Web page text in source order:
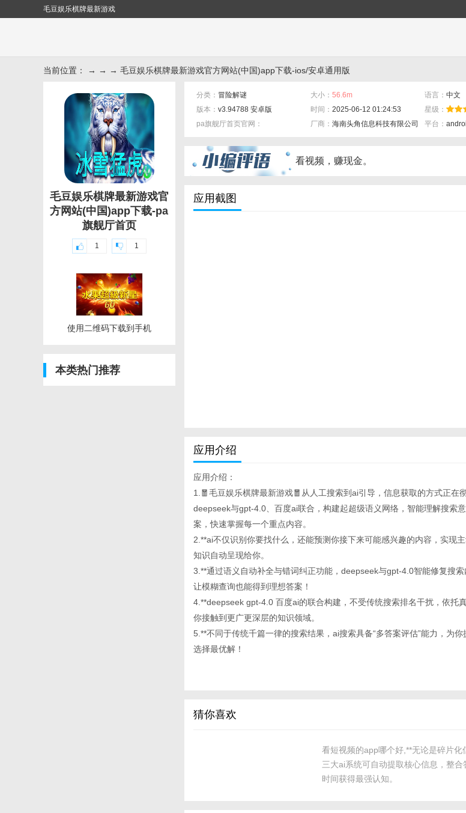
毛豆娱乐棋牌最新游戏
当前位置： → → → 毛豆娱乐棋牌最新游戏官方网站(中国)app下载-ios/安卓通用版
毛豆娱乐棋牌最新游戏官
方网站(中国)app下载-pa
旗舰厅首页
1 1
使用二维码下载到手机
本类热门推荐
分类： 冒险解谜 大小： 56.6m 语言： 中文
版本： v3.94788 安卓版 时间： 2025-06-12 01:24:53
星级：
pa旗舰厅首页官网：
厂商： 海南头角信息科技有限公司 平台：
看视频，赚现金。
应用截图
应用介绍
应用介绍：
1.🧧毛豆娱乐棋牌最新游戏🧧从人工搜索到ai引导，信息获取的方式正在
deepseek与gpt-4.0、百度ai联合，构建起超级语义网络，智能理解搜索
案，快速掌握每一个重点内容。
2.**ai不仅识别你要找什么，还能预测你接下来可能感兴趣的内容，实现
知识自动呈现给你。
3.**通过语义自动补全与错词纠正功能，deepseek与gpt-4.0智能修复搜索
让模糊查询也能得到理想答案！
4.**deepseek gpt-4.0 百度ai的联合构建，不受传统搜索排名干扰，依托
你接触到更广更深层的知识领域。
5.**不同于传统千篇一律的搜索结果，ai搜索具备“多答案评估”能力，为
选择最优解！
猜你喜欢
看短视频的app哪个好,**无论是碎片化
三大ai系统可自动提取核心信息，整
时间获得最强认知。